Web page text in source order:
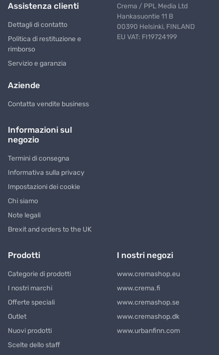
Assistenza clienti
Dettagli di contatto
Politica di restituzione e
rimborso
Servizio e garanzia
Aziende
Contatta vendite business
Crema / PPL Media Ltd
Hankasuontie 11 B
00390 Helsinki, FINLAND
EU VAT: FI19724199
Informazioni sul
negozio
Termini di consegna
Informativa sulla privacy
Impostazioni dei cookie
Chi siamo
Note legali
Brexit and orders to the UK
Prodotti
Categorie di prodotti
I nostri marchi
Offerte speciali
Outlet
Nuovi prodotti
Scelte dello staff
I nostri negozi
www.cremashop.eu
www.crema.fi
www.cremashop.se
www.cremashop.dk
www.urbanfinn.com